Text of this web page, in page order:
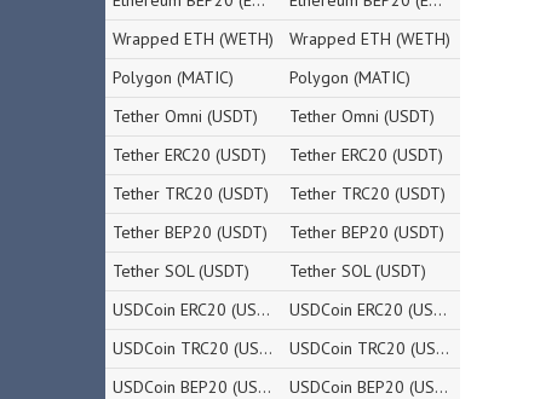
Wrapped ETH (WETH)
Polygon (MATIC)
Tether Omni (USDT)
Tether ERC20 (USDT)
Tether TRC20 (USDT)
Tether BEP20 (USDT)
Tether SOL (USDT)
USDCoin ERC20 (USDC)
USDCoin TRC20 (USDC)
USDCoin BEP20 (USDC)
Wrapped ETH (WETH)
Polygon (MATIC)
Tether Omni (USDT)
Tether ERC20 (USDT)
Tether TRC20 (USDT)
Tether BEP20 (USDT)
Tether SOL (USDT)
USDCoin ERC20 (USDC)
USDCoin TRC20 (USDC)
USDCoin BEP20 (USDC)